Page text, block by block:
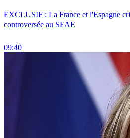
EXCLUSIF : La France et l'Espagne
controversée au SEAE
09:40